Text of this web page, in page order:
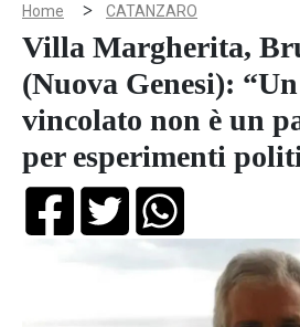
Home > CATANZARO
Villa Margherita,
(Nuova Genesi):
vincolato non è un
per esperimenti